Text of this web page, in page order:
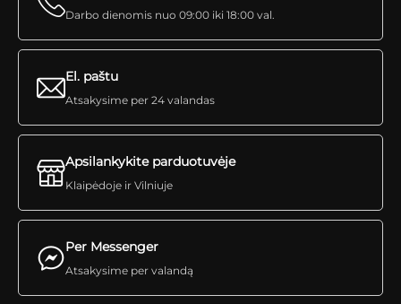
Darbo dienomis nuo 09:00 iki 18:00 val.
Per Messenger
Atsakysime per valandą
El. paštu
Atsakysime per 24 valandas
Apsilankykite parduotuvėje
Klaipėdoje ir Vilniuje